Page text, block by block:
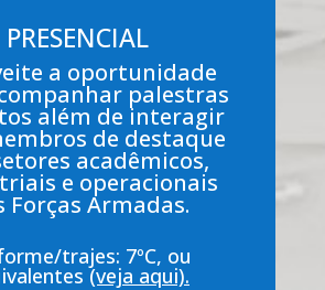
PRESENCIAL
a oportunidade
palestras
além de interagir
de destaque
acadêmicos,
e operacionais
Forças Armadas.
trajes: 7ºC, ou
(veja aqui).